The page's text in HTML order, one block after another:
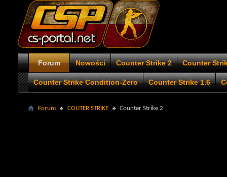
Forum Nowości Counter Strike 2 Counter
Counter Strike Condition-Zero Counter Strike 1.6
Forum COUTER STRIKE Counter Strike 2